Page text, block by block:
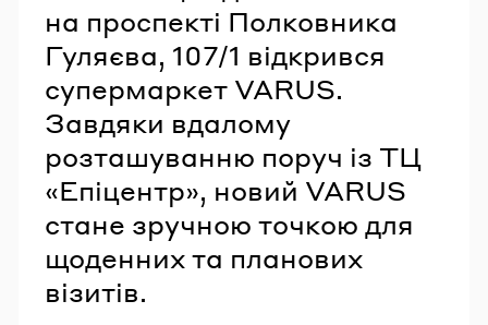
на проспекті Полковника
Гуляєва, 107/1 відкрився
супермаркет VARUS.
Завдяки вдалому
розташуванню поруч із ТЦ
«Епіцентр», новий VARUS
стане зручною точкою для
щоденних та планових
візитів.